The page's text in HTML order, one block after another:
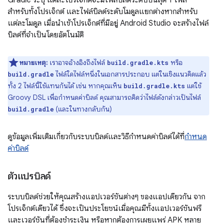
สำหรับทั้งโปรเจ็กต์ และไฟล์บิลด์ระดับโมดูลแยกต่างหากสำหรับ
แต่ละโมดูล เมื่อนำเข้าโปรเจ็กต์ที่มีอยู่ Android Studio จะสร้างไฟล์
บิลด์ที่จำเป็นโดยอัตโนมัติ
หมายเหตุ: เราอาจอ้างอิงถึงไฟล์ build.gradle.kts หรือ
build.gradle ไฟล์ใดไฟล์หนึ่งในเอกสารประกอบ แต่ในเชิงแนวคิดแล้ว
ทั้ง 2 ไฟล์นี้ใช้แทนกันได้ เช่น หากคุณเห็น build.gradle.kts แต่ใช้
Groovy DSL เพื่อกำหนดค่าบิลด์ คุณสามารถคิดว่าไฟล์ดังกล่าวเป็นไฟล์
build.gradle (และในทางกลับกัน)
ดูข้อมูลเพิ่มเติมเกี่ยวกับระบบบิลด์และวิธีกำหนดค่าบิลด์ได้ที่กำหนด
ค่าบิลด์
ตัวแปรบิลด์
ระบบบิลด์ช่วยให้คุณสร้างแอปเวอร์ชันต่างๆ ของแอปเดียวกัน จาก
โปรเจ็กต์เดียวได้ ซึ่งจะเป็นประโยชน์เมื่อคุณมีทั้งแอปเวอร์ชันฟรี
และเวอร์ชันที่ต้องชำระเงิน หรือหากต้องการเผยแพร่ APK หลาย